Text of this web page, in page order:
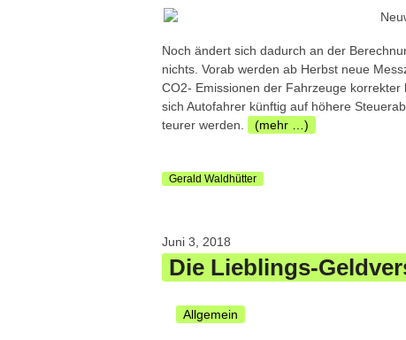
Noch ändert sich dadurch an der
nichts. Vorab werden ab Herbst neue
CO2- Emissionen der Fahrzeuge
sich Autofahrer künftig auf höhere
teurer werden.
(mehr …)
Gerald Waldhütter
Juni 3, 2018
Die Lieblings-
Allgemein